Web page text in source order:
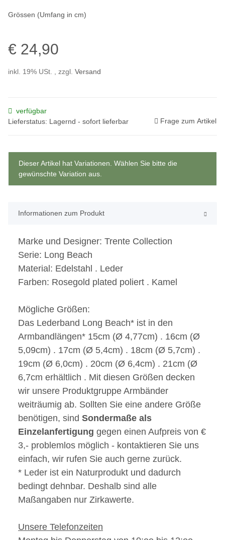
Grössen (Umfang in cm)
€ 24,90
inkl. 19% USt. , zzgl. Versand
verfügbar
Lieferstatus: Lagernd - sofort lieferbar
Frage zum Artikel
x
Dieser Artikel hat Variationen. Wählen Sie bitte die
gewünschte Variation aus.
Informationen zum Produkt
Marke und Designer: Trente Collection
Serie: Long Beach
Material: Edelstahl . Leder
Farben: Rosegold plated poliert . Kamel
Mögliche Größen:
Das Lederband Long Beach* ist in den
Armbandlängen* 15cm (Ø 4,77cm) . 16cm (Ø
5,09cm) . 17cm (Ø 5,4cm) . 18cm (Ø 5,7cm) .
19cm (Ø 6,0cm) . 20cm (Ø 6,4cm) . 21cm (Ø
6,7cm erhältlich . Mit diesen Größen decken
wir unsere Produktgruppe Armbänder
weiträumig ab. Sollten Sie eine andere Größe
benötigen, sind Sondermaße als
Einzelanfertigung gegen einen Aufpreis von €
3,- problemlos möglich - kontaktieren Sie uns
einfach, wir rufen Sie auch gerne zurück.
* Leder ist ein Naturprodukt und dadurch
bedingt dehnbar. Deshalb sind alle
Maßangaben nur Zirkawerte.
Unsere Telefonzeiten